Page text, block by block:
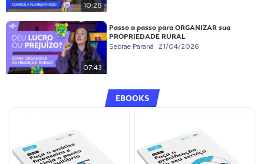
10:28
07:43
Passo a passo para ORGANIZAR sua
PROPRIEDADE RURAL
Sebrae Paraná 21/04/2026
EBOOKS